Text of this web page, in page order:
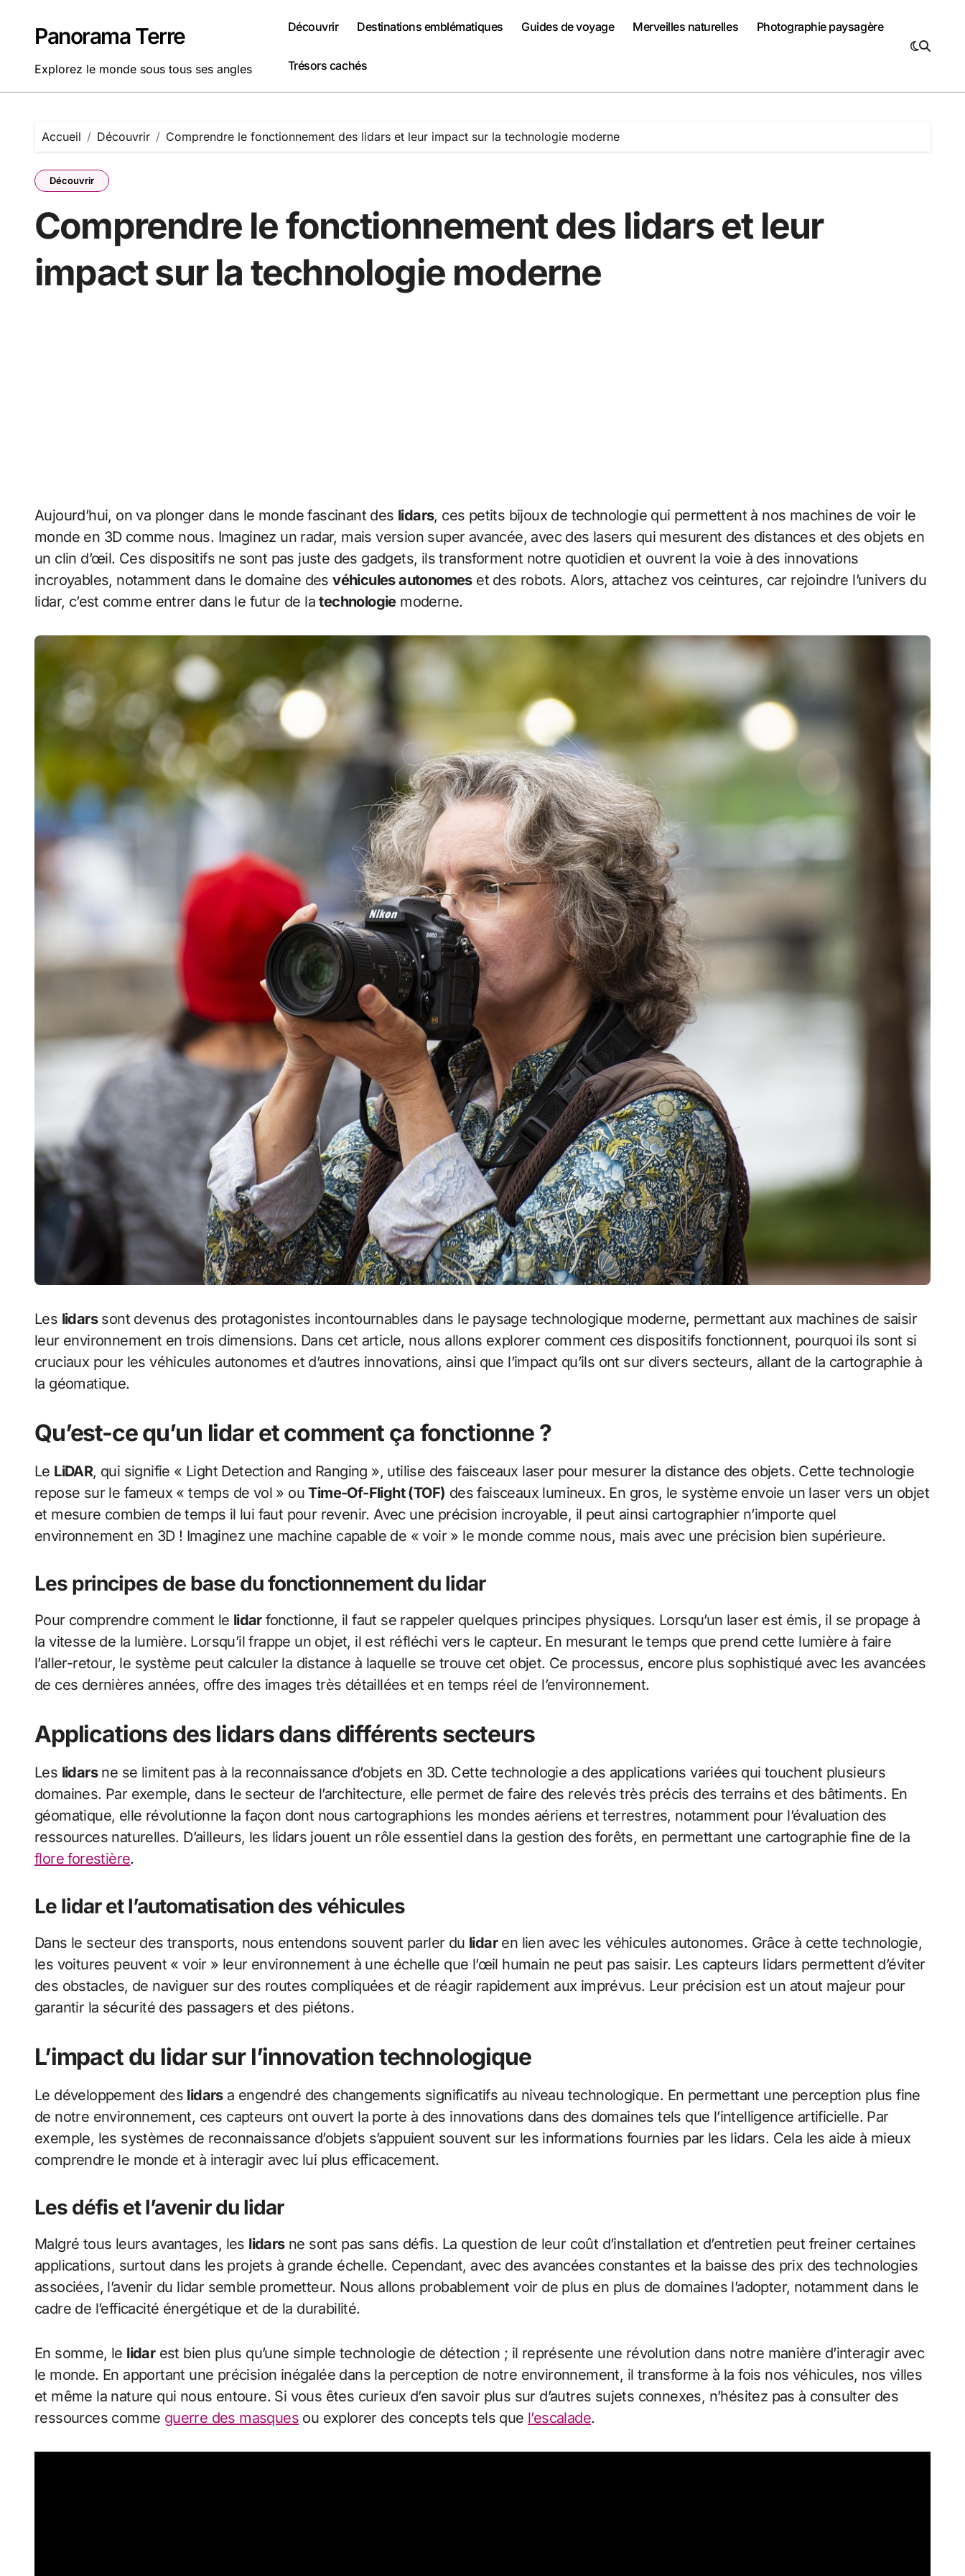
contenuPanorama Terre
Explorez le monde sous tous ses angles
Découvrir Destinations emblématiques Guides de voyage Merveilles naturelles Photographie paysagère
Trésors cachés
Accueil Découvrir Comprendre le fonctionnement des lidars et leur impact sur la technologie moderne
Découvrir
Comprendre le fonctionnement des lidars et leur
impact sur la technologie moderne
Aujourd’hui, on va plonger dans le monde fascinant des lidars, ces petits bijoux de technologie qui permettent à nos machines de voir le
monde en 3D comme nous. Imaginez un radar, mais version super avancée, avec des lasers qui mesurent des distances et des objets en
un clin d’œil. Ces dispositifs ne sont pas juste des gadgets, ils transforment notre quotidien et ouvrent la voie à des innovations
incroyables, notamment dans le domaine desvéhicules autonomeset des robots. Alors, attachez vos ceintures, car rejoindre l’univers du
lidar, c’est comme entrer dans le futur de latechnologiemoderne.
Les lidarssont devenus des protagonistes incontournables dans le paysage technologique moderne, permettant aux machines de saisir
leur environnement en trois dimensions. Dans cet article, nous allons explorer comment ces dispositifs fonctionnent, pourquoi ils sont si
cruciaux pour les véhicules autonomes et d’autres innovations, ainsi que l’impact qu’ils ont sur divers secteurs, allant de la cartographie à
la géomatique.
Qu’est-ce qu’un lidar et comment ça fonctionne ?
Le LiDAR, qui signifie « Light Detection and Ranging », utilise des faisceaux laser pour mesurer la distance des objets. Cette technologie
repose sur le fameux « temps de vol » ouTime-Of-Flight (TOF) des faisceaux lumineux. En gros, le système envoie un laser vers un objet
et mesure combien de temps il lui faut pour revenir. Avec une précision incroyable, il peut ainsi cartographier n’importe quel
environnement en 3D ! Imaginez une machine capable de « voir » le monde comme nous, mais avec une précision bien supérieure.
Les principes de base du fonctionnement du lidar
Pour comprendre comment le lidarfonctionne, il faut se rappeler quelques principes physiques. Lorsqu’un laser est émis, il se propage à
la vitesse de la lumière. Lorsqu’il frappe un objet, il est réfléchi vers le capteur. En mesurant le temps que prend cette lumière à faire
l’aller-retour, le système peut calculer la distance à laquelle se trouve cet objet. Ce processus, encore plus sophistiqué avec les avancées
de ces dernières années, offre des images très détaillées et en temps réel de l’environnement.
Applications des lidars dans différents secteurs
Les lidarsne se limitent pas à la reconnaissance d’objets en 3D. Cette technologie a des applications variées qui touchent plusieurs
domaines. Par exemple, dans le secteur de l’architecture, elle permet de faire des relevés très précis des terrains et des bâtiments. En
géomatique, elle révolutionne la façon dont nous cartographions les mondes aériens et terrestres, notamment pour l’évaluation des
ressources naturelles. D’ailleurs, les lidars jouent un rôle essentiel dans la gestion des forêts, en permettant une cartographie fine de la
flore forestière.
Le lidar et l’automatisation des véhicules
Dans le secteur des transports, nous entendons souvent parler du lidaren lien avec les véhicules autonomes. Grâce à cette technologie,
les voitures peuvent « voir » leur environnement à une échelle que l’œil humain ne peut pas saisir. Les capteurs lidars permettent d’éviter
des obstacles, de naviguer sur des routes compliquées et de réagir rapidement aux imprévus. Leur précision est un atout majeur pour
garantir la sécurité des passagers et des piétons.
L’impact du lidar sur l’innovation technologique
Le développement des lidarsa engendré des changements significatifs au niveau technologique. En permettant une perception plus fine
de notre environnement, ces capteurs ont ouvert la porte à des innovations dans des domaines tels que l’intelligence artificielle. Par
exemple, les systèmes de reconnaissance d’objets s’appuient souvent sur les informations fournies par les lidars. Cela les aide à mieux
comprendre le monde et à interagir avec lui plus efficacement.
Les défis et l’avenir du lidar
Malgré tous leurs avantages, les lidarsne sont pas sans défis. La question de leur coût d’installation et d’entretien peut freiner certaines
applications, surtout dans les projets à grande échelle. Cependant, avec des avancées constantes et la baisse des prix des technologies
associées, l’avenir du lidar semble prometteur. Nous allons probablement voir de plus en plus de domaines l’adopter, notamment dans le
cadre de l’efficacité énergétique et de la durabilité.
En somme, le lidarest bien plus qu’une simple technologie de détection ; il représente une révolution dans notre manière d’interagir avec
le monde. En apportant une précision inégalée dans la perception de notre environnement, il transforme à la fois nos véhicules, nos villes
et même la nature qui nous entoure. Si vous êtes curieux d’en savoir plus sur d’autres sujets connexes, n’hésitez pas à consulter des
ressources comme guerre des masques ou explorer des concepts tels que l’escalade.